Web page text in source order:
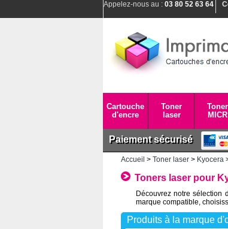
Appelez-nous au : 03 80 52 63 64
Cartouche
d'encre
Toner
laser
Toner
MICR
Paiement sécurisé
Accueil > Toner laser > Kyocera
Toners laser pour
Découvrez notre sélection
marque compatible,
Produits à la marque